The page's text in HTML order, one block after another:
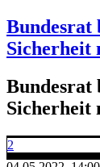
Bundesrat
Sicherheit
Bundesrat
Sicherheit
2